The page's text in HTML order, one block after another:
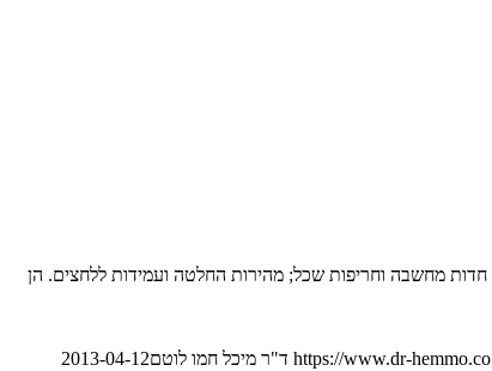
חדות מחשבה וחריפות שכל; מהירות החלטה ועמידות ללחצים. הן
https://www.dr- ד"ר מיכל חמו לוטם2013-04-12